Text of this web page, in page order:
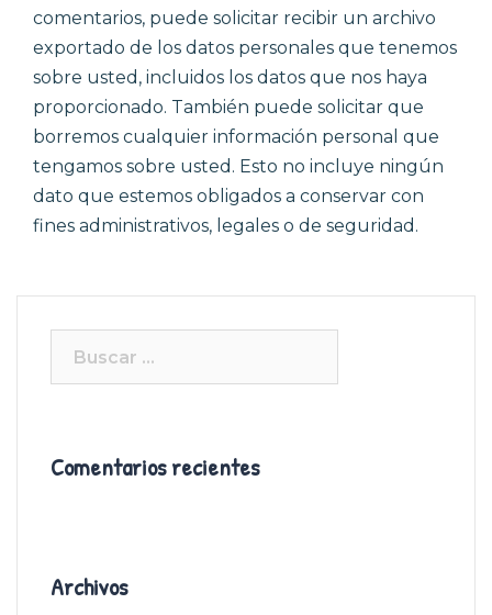
comentarios, puede solicitar recibir un archivo
exportado de los datos personales que tenemos
sobre usted, incluidos los datos que nos haya
proporcionado. También puede solicitar que
borremos cualquier información personal que
tengamos sobre usted. Esto no incluye ningún
dato que estemos obligados a conservar con
fines administrativos, legales o de seguridad.
Comentarios recientes
Archivos